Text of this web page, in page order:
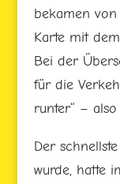
bekamen
Karte mit
Bei der
für die
runter“ –
Der
wurde, hatte